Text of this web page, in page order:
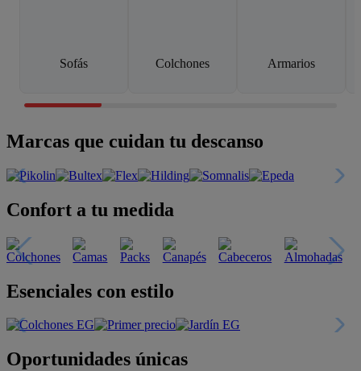
Sofás Colchones Armarios
Marcas que cuidan tu descanso
Confort a tu medida
Esenciales con estilo
Oportunidades únicas